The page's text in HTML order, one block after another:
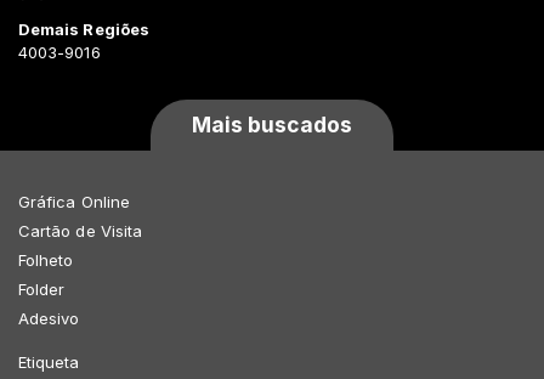
Demais Regiões
4003-9016
Mais buscados
Gráfica Online
Cartão de Visita
Folheto
Folder
Adesivo
Etiqueta